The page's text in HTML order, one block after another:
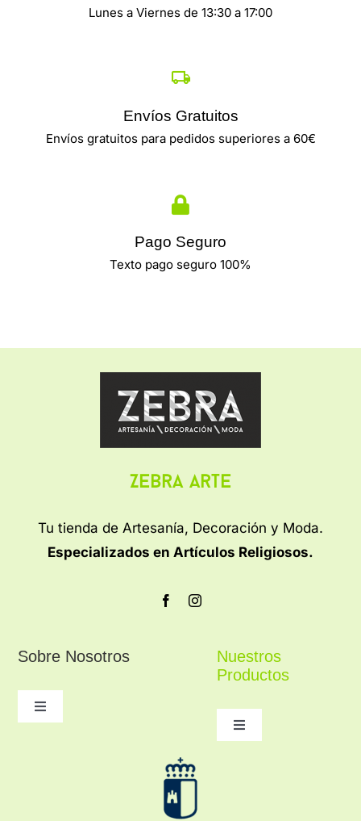
Lunes a Viernes de 13:30 a 17:00
Envíos Gratuitos
Envíos gratuitos para pedidos superiores a 60€
Pago Seguro
Texto pago seguro 100%
Zebra Arte
Tu tienda de Artesanía, Decoración y Moda.
Especializados en Artículos Religiosos.
Sobre Nosotros
Toggle
Nuestros
Productos
Toggle